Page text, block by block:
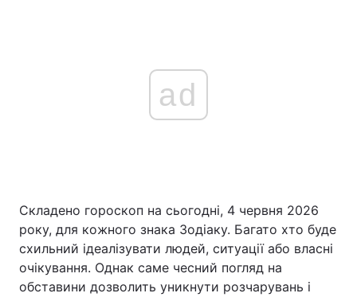
ad
Складено гороскоп на сьогодні, 4 червня 2026
року, для кожного знака Зодіаку. Багато хто буде
схильний ідеалізувати людей, ситуації або власні
очікування. Однак саме чесний погляд на
обставини дозволить уникнути розчарувань і